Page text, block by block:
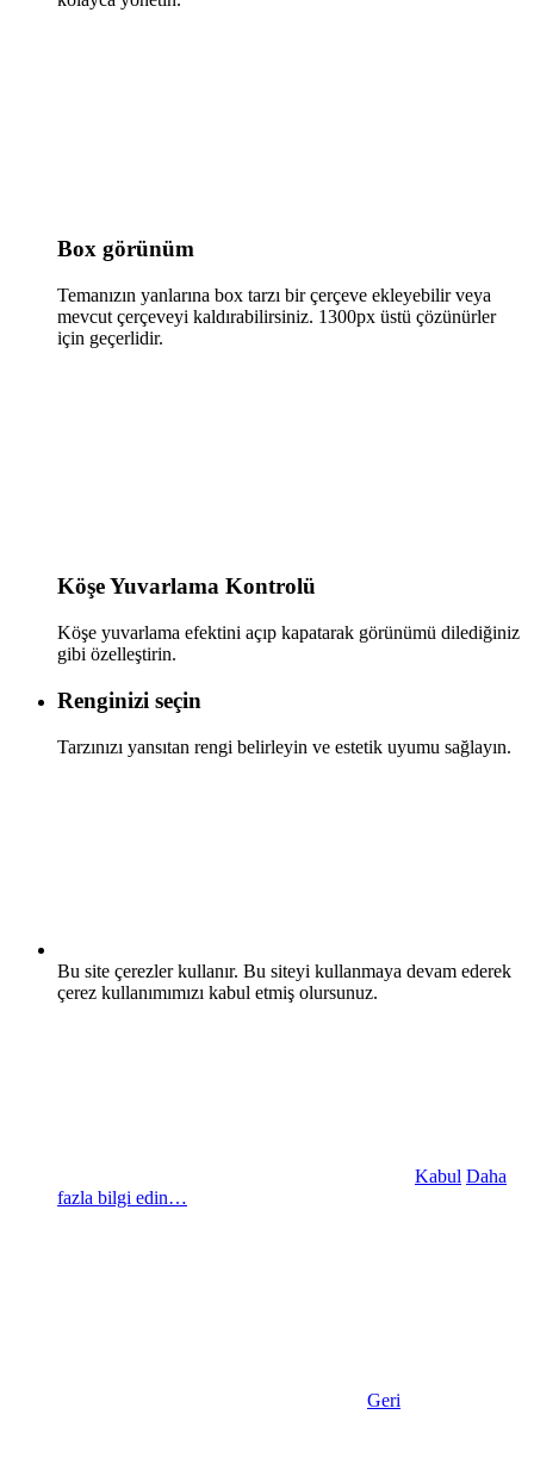
Box görünüm
Temanızın yanlarına box tarzı bir çerçeve ekleyebilir veya
mevcut çerçeveyi kaldırabilirsiniz. 1300px üstü çözünürler
için geçerlidir.
Köşe Yuvarlama Kontrolü
Köşe yuvarlama efektini açıp kapatarak görünümü dilediğiniz
gibi özelleştirin.
Renginizi seçin
Tarzınızı yansıtan rengi belirleyin ve estetik uyumu sağlayın.
Bu site çerezler kullanır. Bu siteyi kullanmaya devam ederek
çerez kullanımımızı kabul etmiş olursunuz.
Kabul Daha
fazla bilgi edin…
Geri